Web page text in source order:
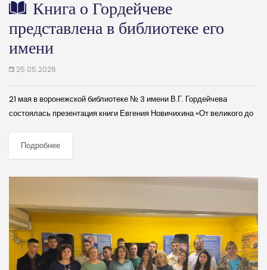
Книга о Гордейчеве
представлена в библиотеке его
имени
25.05.2026
21 мая в воронежской библиотеке № 3 имени В.Г. Гордейчева
состоялась презентация книги Евгения Новичихина «От великого до
библиотекой Ольга Душкина, рассказавшая школьникам и...
Подробнее